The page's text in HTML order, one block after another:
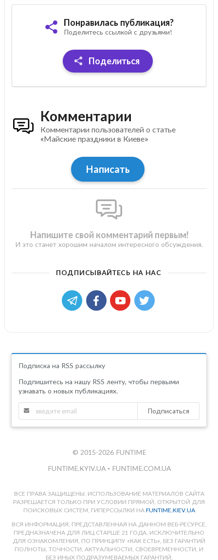
Понравилась публикация?
Поделитесь ссылкой с друзьями!
Поделиться
Комментарии
Комментарии пользователей о статье
«Майские праздники в Киеве»
Написать
Напишите свой комментарий первым!
И это станет хорошим началом интересного обсуждения.
ПОДПИСЫВАЙТЕСЬ НА НАС
Подписка на RSS рассылку
Подпишитесь на нашу RSS ленту, чтобы первыми
узнавать о новых публикациях.
Подписаться
© 2015-2026 FUNTIME
FUNTIME.KYIV.UA • FUNTIME.COM.UA
ВСЕ ПРАВА ЗАЩИЩЕНЫ. ИСПОЛЬЗОВАНИЕ МАТЕРИАЛОВ САЙТА
РАЗРЕШАЕТСЯ ТОЛЬКО ПРИ УСЛОВИИ ПРЯМОЙ, ОТКРЫТОЙ ДЛЯ
ПОИСКОВЫХ СИСТЕМ, ГИПЕРССЫЛКИ НА FUNTIME.KIEV.UA
ВСЯ ИНФОРМАЦИЯ, ПРЕДСТАВЛЕННАЯ НА ДАННОМ ВЕБ-РЕСУРСЕ,
ПРЕДНАЗНАЧЕНА ДЛЯ ЛИЦ СТАРШЕ 21 ГОДА, ИСКЛЮЧИТЕЛЬНО
ДЛЯ ОЗНАКОМЛЕНИЯ, ПО ПРИНЦИПУ «КАК ЕСТЬ», БЕЗ ГАРАНТИЙ
ПОЛНОТЫ, ТОЧНОСТИ, АКТУАЛЬНОСТИ, СВОЕВРЕМЕННОСТИ, И
БЕЗ ИНЫХ ПОДРАЗУМЕВАЕМЫХ ГАРАНТИЙ.